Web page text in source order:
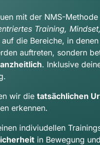
die Bereiche, in
auftreten, sondern
. Inklusive
wir die tatsächlichen
erkennen.
indiviudellen
in Bewegung und